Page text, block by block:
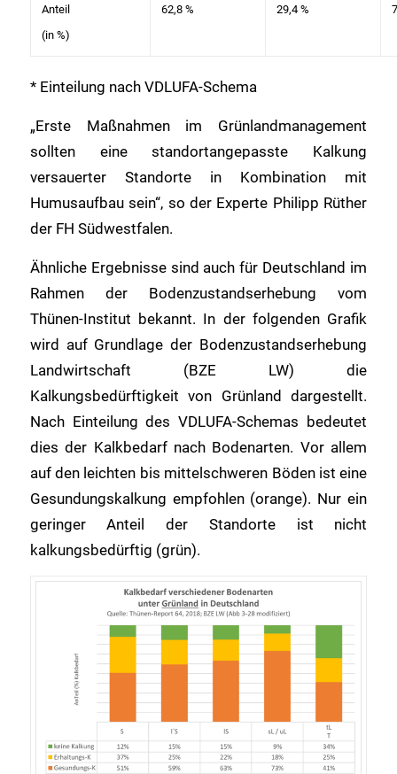
Anteil
(in %)
62,8 % 29,4 %
* Einteilung nach VDLUFA-Schema
„Erste Maßnahmen im Grünlandmanagement
sollten eine standortangepasste Kalkung
versauerter Standorte in Kombination mit
Humusaufbau sein“, so der Experte Philipp Rüther
der FH Südwestfalen.
Ähnliche Ergebnisse sind auch für Deutschland im
Rahmen der Bodenzustandserhebung vom
Thünen-Institut bekannt. In der folgenden Grafik
wird auf Grundlage der Bodenzustandserhebung
Landwirtschaft (BZE LW) die
Kalkungsbedürftigkeit von Grünland dargestellt.
Nach Einteilung des VDLUFA-Schemas bedeutet
dies der Kalkbedarf nach Bodenarten. Vor allem
auf den leichten bis mittelschweren Böden ist eine
Gesundungskalkung empfohlen (orange). Nur ein
geringer Anteil der Standorte ist nicht
kalkungsbedürftig (grün).